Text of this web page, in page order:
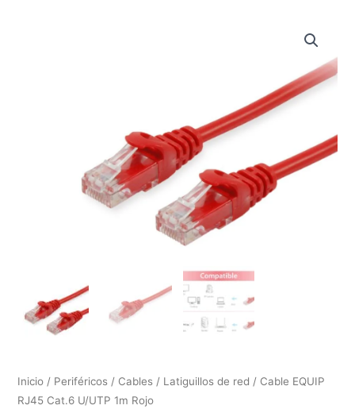
Inicio / Periféricos / Cables / Latiguillos de red / Cable EQUIP
RJ45 Cat.6 U/UTP 1m Rojo